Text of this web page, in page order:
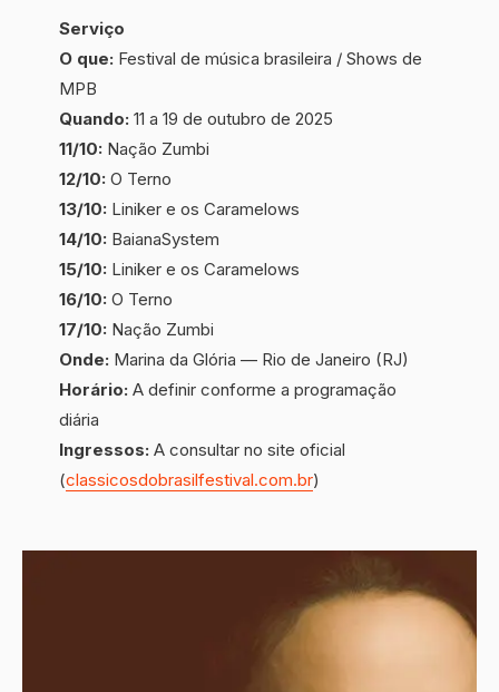
Serviço
O que: Festival de música brasileira / Shows de
MPB
Quando: 11 a 19 de outubro de 2025
11/10: Nação Zumbi
12/10: O Terno
13/10: Liniker e os Caramelows
14/10: BaianaSystem
15/10: Liniker e os Caramelows
16/10: O Terno
17/10: Nação Zumbi
Onde: Marina da Glória — Rio de Janeiro (RJ)
Horário: A definir conforme a programação
diária
Ingressos: A consultar no site oficial
(classicosdobrasilfestival.com.br)